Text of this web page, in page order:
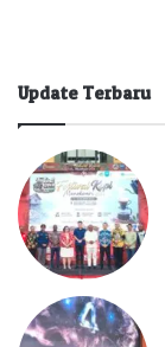
Update Terbaru